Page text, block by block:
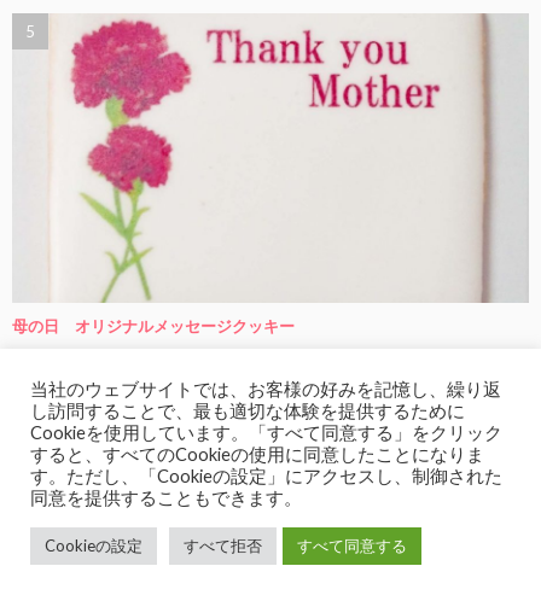
母の日 オリジナルメッセージクッキー
最近の投稿
8歳のお誕生日✨岡山市ケーキ工房ポム
2026.08.06
当社のウェブサイトでは、お客様の好みを記憶し、繰り返
し訪問することで、最も適切な体験を提供するために
Cookieを使用しています。「すべて同意する」をクリック
すると、すべてのCookieの使用に同意したことになりま
す。ただし、「Cookieの設定」にアクセスし、制御された
同意を提供することもできます。
Cookieの設定 すべて拒否 すべて同意する